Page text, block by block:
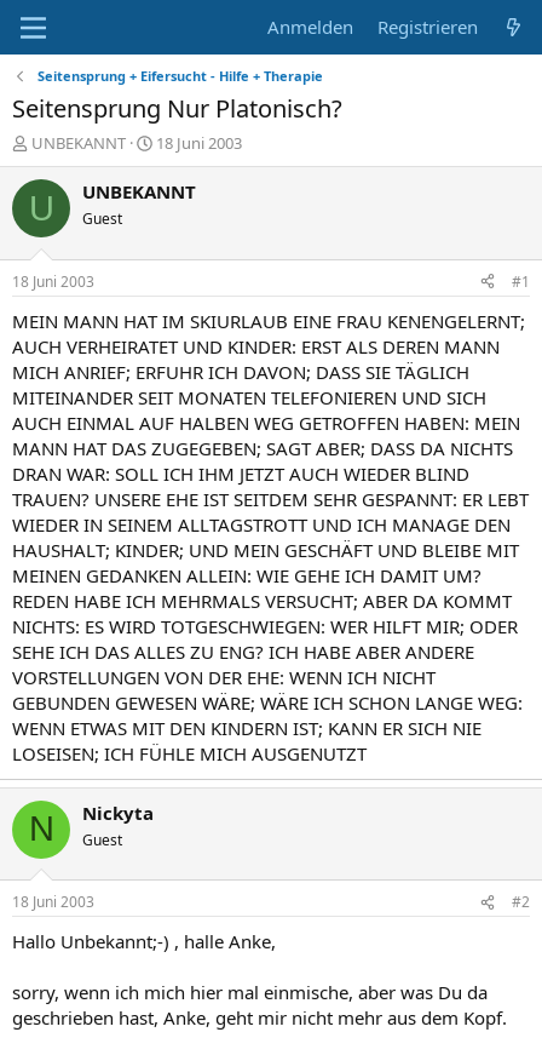
Anmelden Registrieren
Seitensprung + Eifersucht - Hilfe + Therapie
Seitensprung Nur Platonisch?
E
r
s
e
r
UNBEKANNT
E
r
s
t
a
m
18 Juni 2003
U UNBEKANNT
Guest
18 Juni 2003 #1
MEIN MANN HAT IM SKIURLAUB EINE FRAU KENENGELERNT;
AUCH VERHEIRATET UND KINDER: ERST ALS DEREN MANN
MICH ANRIEF; ERFUHR ICH DAVON; DASS SIE TÄGLICH
MITEINANDER SEIT MONATEN TELEFONIEREN UND SICH
AUCH EINMAL AUF HALBEN WEG GETROFFEN HABEN: MEIN
MANN HAT DAS ZUGEGEBEN; SAGT ABER; DASS DA NICHTS
DRAN WAR: SOLL ICH IHM JETZT AUCH WIEDER BLIND
TRAUEN? UNSERE EHE IST SEITDEM SEHR GESPANNT: ER LEBT
WIEDER IN SEINEM ALLTAGSTROTT UND ICH MANAGE DEN
HAUSHALT; KINDER; UND MEIN GESCHÄFT UND BLEIBE MIT
MEINEN GEDANKEN ALLEIN: WIE GEHE ICH DAMIT UM?
REDEN HABE ICH MEHRMALS VERSUCHT; ABER DA KOMMT
NICHTS: ES WIRD TOTGESCHWIEGEN: WER HILFT MIR; ODER
SEHE ICH DAS ALLES ZU ENG? ICH HABE ABER ANDERE
VORSTELLUNGEN VON DER EHE: WENN ICH NICHT
GEBUNDEN GEWESEN WÄRE; WÄRE ICH SCHON LANGE WEG:
WENN ETWAS MIT DEN KINDERN IST; KANN ER SICH NIE
LOSEISEN; ICH FÜHLE MICH AUSGENUTZT
N Nickyta
Guest
18 Juni 2003 #2
Hallo Unbekannt;-) , halle Anke,
sorry, wenn ich mich hier mal einmische, aber was Du da
geschrieben hast, Anke, geht mir nicht mehr aus dem Kopf.